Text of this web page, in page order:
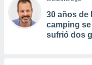
30 años de
camping
sufrió dos